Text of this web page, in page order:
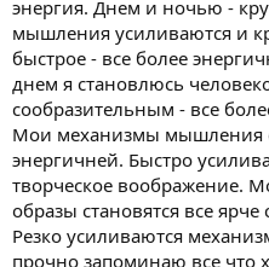
энергия. Днем и ночью -
мышления усиливаются и
быстрое - все более
днем я становлюсь
сообразительным - все
Мои механизмы мышления
энергичней. Быстро
творческое воображение.
образы становятся все
Резко усиливаются
прочно запоминаю все что